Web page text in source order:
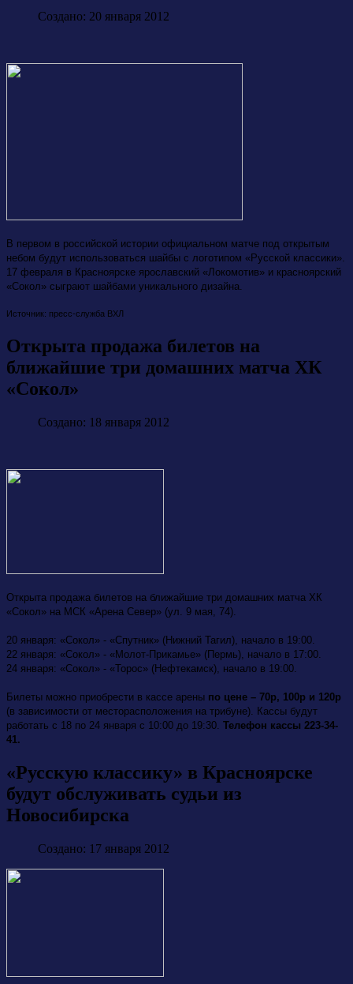
Создано: 20 января 2012
В первом в российской истории официальном матче под открытым
небом будут использоваться шайбы с логотипом «Русской классики».
17 февраля в Красноярске ярославский «Локомотив» и красноярский
«Сокол» сыграют шайбами уникального дизайна.
Источник: пресс-служба ВХЛ
Открыта продажа билетов на
ближайшие три домашних матча ХК
«Сокол»
Создано: 18 января 2012
Открыта продажа билетов на ближайшие три домашних матча ХК
«Сокол» на МСК «Арена Север» (ул. 9 мая, 74).
20 января: «Сокол» - «Спутник» (Нижний Тагил), начало в 19:00.
22 января: «Сокол» - «Молот-Прикамье» (Пермь), начало в 17:00.
24 января: «Сокол» - «Торос» (Нефтекамск), начало в 19:00.
Билеты можно приобрести в кассе арены по цене – 70р, 100р и 120р
(в зависимости от месторасположения на трибуне). Кассы будут
работать с 18 по 24 января с 10:00 до 19:30. Телефон кассы 223-34-
41.
«Русскую классику» в Красноярске
будут обслуживать судьи из
Новосибирска
Создано: 17 января 2012